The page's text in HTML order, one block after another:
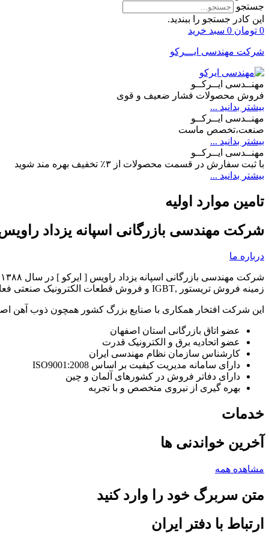
جستجو
این کادر جستجو را ببندید.
0 تومان 0 سبد خرید
شرکت مهندسی ایـــرکو
مهنــدسی ایــرکــو
فروش محصولات فشار ضعیف و قوی
بیشتر بدانید ...
مهنــدسی ایــرکــو
صنعت،تخصص ماست
بیشتر بدانید ...
مهنــدسی ایــرکــو
با ثبت سفارش در قسمت محصولات از ۳٪ تخفیف بهره مند شوید
بیشتر بدانید ...
تامین موارد اولیه
شرکت مهندسی بازرگانی اسپانه یزداد
درباره ما
زمینه فروش تریستور ,IGBT و فروش قطعات الکترونیک صنعتی فعالیت خود را ادامه داد.
این شرکت افتخار همکاری با صنایع بزرگ کشور همچون ذوب آهن
عضو اتاق بازرگانی استان اصفهان
عضو اتحادیه برق و الکترونیک قدرت
کارشناس سازمان نظام مهندسی ایران
دارای سامانه مدیریت کیفیت بر اساس ISO9001:2008
دارای دفاتر فروش در کشورهای آلمان و چین
بهره گیری از نیروی متخصص و با تجربه
خدمات
آخرین خواندنی ها
مشاهده همه
متن سربرگ خود را وارد کنید
ارتباط با دفتر ایران